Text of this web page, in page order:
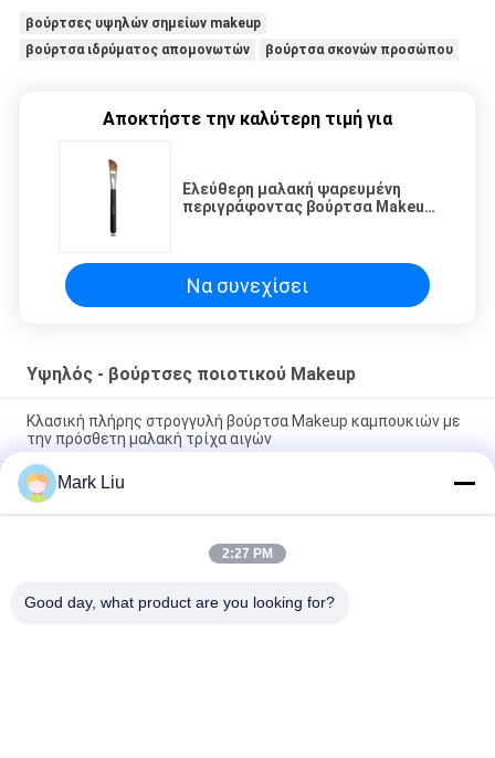
βούρτσες υψηλών σημείων makeup
βούρτσα ιδρύματος απομονωτών
βούρτσα σκονών προσώπου
Αποκτήστε την καλύτερη τιμή για
Ελεύθερη μαλακή ψαρευμένη
περιγράφοντας βούρτσα Makeup
Να συνεχίσει
Υψηλός - βούρτσες ποιοτικού Makeup
Κλασική πλήρης στρογγυλή βούρτσα Makeup καμπουκιών με
την πρόσθετη μαλακή τρίχα αιγών
Μεγάλη βούρτσα Makeup τρίχας αιγών ανεμιστήρων
ομορφιάς Vonira/ξύλινες βούρτσες Makeup υψηλών σημείων
λαβών
Εξαιρετικά μαλακή αιγών βούρτσα Makeup μάγουλων τρίχας
Mark Liu
2:27 PM
Good day, what product are you looking for?